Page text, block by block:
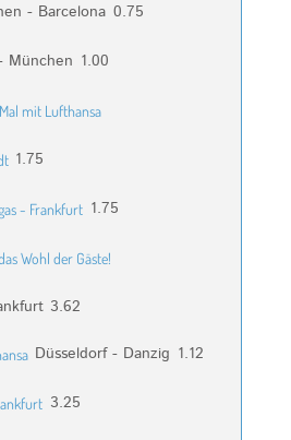
- Barcelona 0.75
München 1.00
mit Lufthansa
1.75
- Frankfurt 1.75
Wohl der Gäste!
3.62
Düsseldorf - Danzig 1.12
3.25